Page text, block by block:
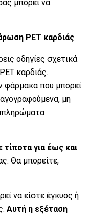
μπορεί να
PET καρδιάς
οδηγίες σχετικά
καρδιάς.
φάρμακα που μπορεί
μη
τίποτα για έως και
Θα μπορείτε,
να είστε έγκυος ή
Αυτή η εξέταση